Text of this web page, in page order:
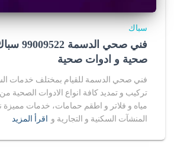
سباك
فني صحي
صحية و ادوات صحية
فني صحي الدسمة للقيام بمختلف خدمات
تركيب و تمديد كافة انواع الادوات
مياه و فلاتر و اطقم حمامات، خدمات مميزة
المنشآت السكنية و التجارية و اقرأ المزيد